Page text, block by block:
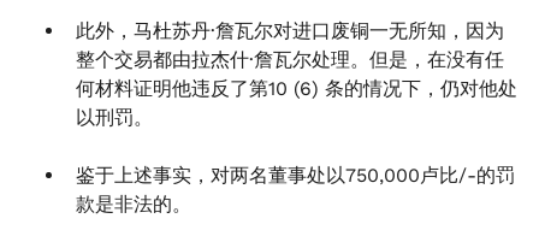
此外，马杜苏丹·詹瓦尔对进口废铜一无所知，因为
整个交易都由拉杰什·詹瓦尔处理。但是，在没有任
何材料证明他违反了第10 (6) 条的情况下，仍对他处
以刑罚。
鉴于上述事实，对两名董事处以750,000卢比/-的罚
款是非法的。